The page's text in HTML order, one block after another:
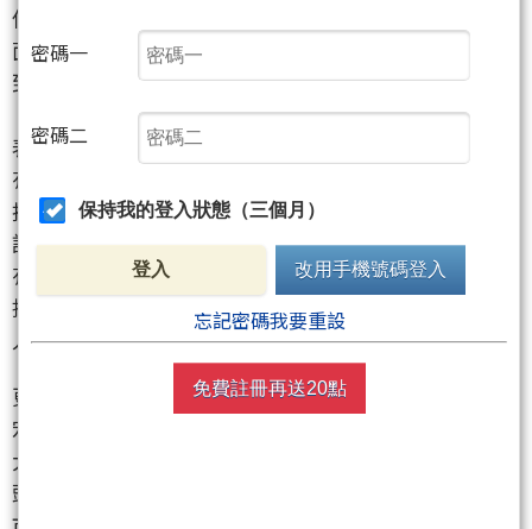
但有趣的是，盤面雖然像在上演記憶體大逃殺，基本
面卻沒有差到像世界末日。像宜鼎
到16.22元、青雲（5386）2月EPS有11.59元，威剛
和十銓（4967）1月EPS也都非常猛，這代
表至少到目前為止，低價庫存效益和報價上升，確實
有把獲利往上拱。換句話說，現在不是產業忽然爛
掉，而是股價先前跑太快，市場一聽到雜音就先砍再
說。這種場面很像大家搶著進場吃 buffet，吃到一半
有人突然喊一句「後面可能沒牛排了」，結果全場先
推椅子跑人，至於牛排到底是不是真的沒了，反而沒
人等廚房講完。
更妙的是，大摩一邊降評DDR4相關個股，一邊又把旺
宏
大的供給缺口。這就讓整個記憶體故事從「全面大多
頭」變成「你不能亂買，要開始挑人」。也就是說，
密碼一
密碼二
保持我的登入狀態（三個月）
登入 改用手機號碼登入
忘記密碼我要重設
免費註冊再送20點